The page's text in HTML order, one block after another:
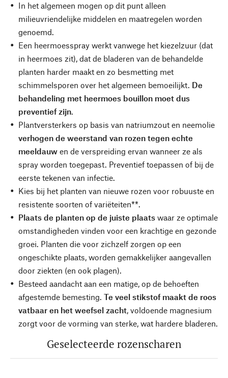
In het algemeen mogen op dit punt alleen
milieuvriendelijke middelen en maatregelen worden
genoemd.
Een heermoesspray werkt vanwege het kiezelzuur (dat
in heermoes zit), dat de bladeren van de behandelde
planten harder maakt en zo besmetting met
schimmelsporen over het algemeen bemoeilijkt. De
behandeling met heermoes bouillon moet dus
preventief zijn.
Plantversterkers op basis van natriumzout en neemolie
verhogen de weerstand van rozen tegen echte
meeldauw en de verspreiding ervan wanneer ze als
spray worden toegepast. Preventief toepassen of bij de
eerste tekenen van infectie.
Kies bij het planten van nieuwe rozen voor robuuste en
resistente soorten of variëteiten**.
Plaats de planten op de juiste plaats waar ze optimale
omstandigheden vinden voor een krachtige en gezonde
groei. Planten die voor zichzelf zorgen op een
ongeschikte plaats, worden gemakkelijker aangevallen
door ziekten (en ook plagen).
Besteed aandacht aan een matige, op de behoeften
afgestemde bemesting. Te veel stikstof maakt de roos
vatbaar en het weefsel zacht, voldoende magnesium
zorgt voor de vorming van sterke, wat hardere bladeren.
Geselecteerde rozenscharen